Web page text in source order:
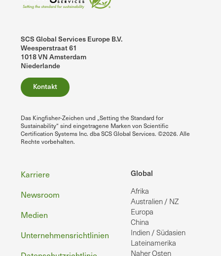
SCS Global Services Europe B.V.
Weesperstraat 61
1018 VN Amsterdam
Niederlande
Kontakt
Das Kingfisher-Zeichen und „Setting the Standard for
Sustainability“ sind eingetragene Marken von Scientific
Certification Systems Inc. dba SCS Global Services. ©2026. Alle
Rechte vorbehalten.
Global
Afrika
Australien / NZ
Europa
China
Indien / Südasien
Lateinamerika
Naher Osten
Fußzeile
Karriere
Newsroom
Medien
Unternehmensrichtlinien